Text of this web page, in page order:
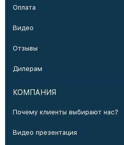
Оплата
Видео
Отзывы
Дилерам
КОМПАНИЯ
Почему клиенты выбирают нас?
Видео презентация